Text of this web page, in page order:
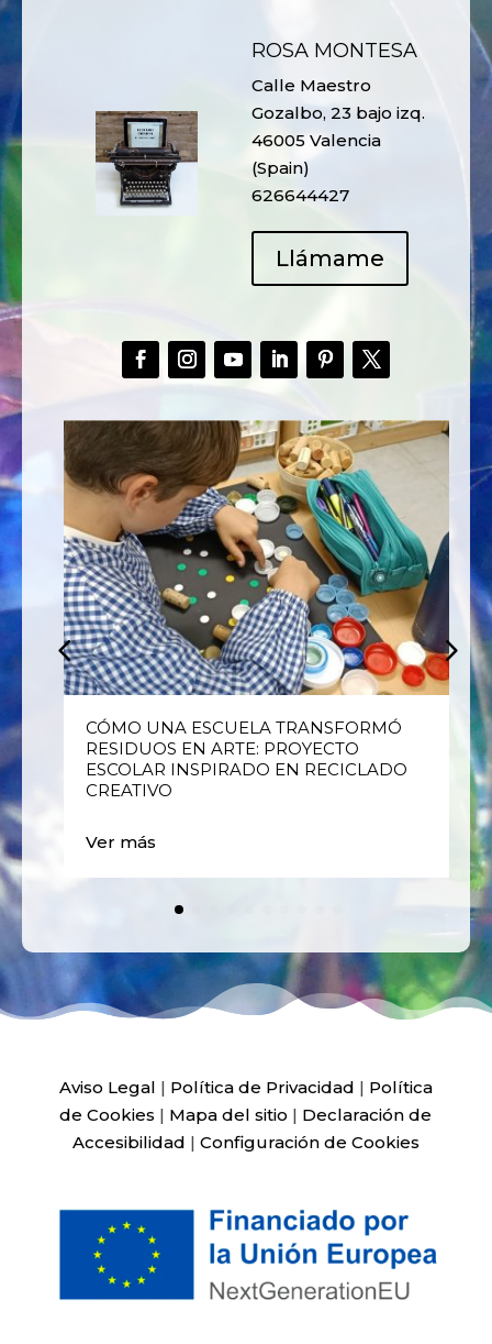
ROSA MONTESA
Calle Maestro
Gozalbo, 23 bajo izq.
46005 Valencia
(Spain)
626644427
Llámame
CÓMO UNA ESCUELA TRANSFORMÓ
RESIDUOS EN ARTE: PROYECTO
ESCOLAR INSPIRADO EN RECICLADO
CREATIVO
Ver más
Aviso Legal | Política de Privacidad | Política
de Cookies | Mapa del sitio | Declaración de
Accesibilidad | Configuración de Cookies